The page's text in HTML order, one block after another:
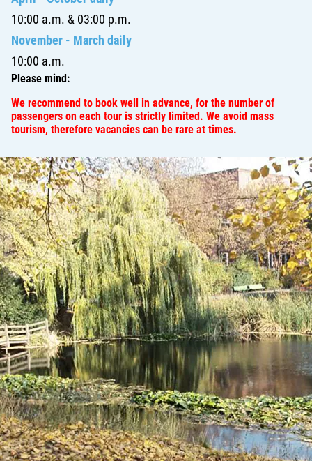
10:00 a.m. & 03:00 p.m.
November - March daily
10:00 a.m.
Please mind:
We recommend to book well in advance, for the number of
passengers on each tour is strictly limited. We avoid mass
tourism, therefore vacancies can be rare at times.